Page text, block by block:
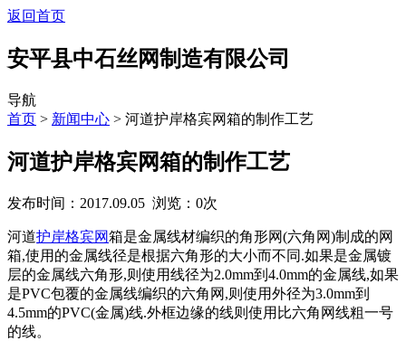
返回首页
安平县中石丝网制造有限公司
导航
首页 > 新闻中心 > 河道护岸格宾网箱的制作工艺
河道护岸格宾网箱的制作工艺
发布时间：2017.09.05 浏览： 0次
河道护岸格宾网箱是金属线材编织的角形网(六角网)制成的网
箱,使用的金属线径是根据六角形的大小而不同.如果是金属镀
层的金属线六角形,则使用线径为2.0mm到4.0mm的金属线,如果
是PVC包覆的金属线编织的六角网,则使用外径为3.0mm到
4.5mm的PVC(金属)线.外框边缘的线则使用比六角网线粗一号
的线。